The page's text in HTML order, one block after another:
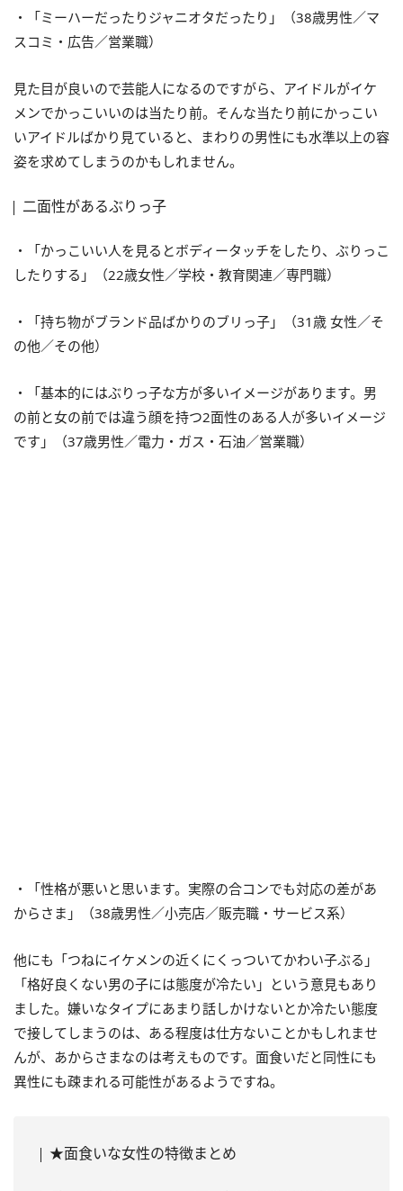
・「ミーハーだったりジャニオタだったり」（38歳男性／マ
スコミ・広告／営業職）
見た目が良いので芸能人になるのですがら、アイドルがイケ
メンでかっこいいのは当たり前。そんな当たり前にかっこい
いアイドルばかり見ていると、まわりの男性にも水準以上の容
姿を求めてしまうのかもしれません。
二面性があるぶりっ子
・「かっこいい人を見るとボディータッチをしたり、ぶりっこ
したりする」（22歳女性／学校・教育関連／専門職）
・「持ち物がブランド品ばかりのブリっ子」（31歳 女性／そ
の他／その他）
・「基本的にはぶりっ子な方が多いイメージがあります。男
の前と女の前では違う顔を持つ2面性のある人が多いイメージ
です」（37歳男性／電力・ガス・石油／営業職）
・「性格が悪いと思います。実際の合コンでも対応の差があ
からさま」（38歳男性／小売店／販売職・サービス系）
他にも「つねにイケメンの近くにくっついてかわい子ぶる」
「格好良くない男の子には態度が冷たい」という意見もあり
ました。嫌いなタイプにあまり話しかけないとか冷たい態度
で接してしまうのは、ある程度は仕方ないことかもしれませ
んが、あからさまなのは考えものです。面食いだと同性にも
異性にも疎まれる可能性があるようですね。
★面食いな女性の特徴まとめ